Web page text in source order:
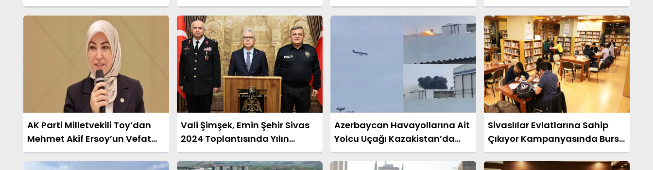
Söyleşisi Düzenlendi
sıkça tercih ediliyor.
Kuruluyor
salep ikram edildi.
AK Parti Milletvekili Toy’dan
Mehmet Akif Ersoy’un Vefat
Yıldönümünde Anlamlı Mesaj
Vali Şimşek, Emin Şehir Sivas
2024 Toplantısında Yılın
Değerlendirmesini Yaptı
Azerbaycan Havayollarına Ait
Yolcu Uçağı Kazakistan’da
Düştü: Kurtulanlar Var
Sivaslılar Evlatlarına Sahip
Çıkıyor Kampanyasında Burs
Ödemeleri Tamamlandı